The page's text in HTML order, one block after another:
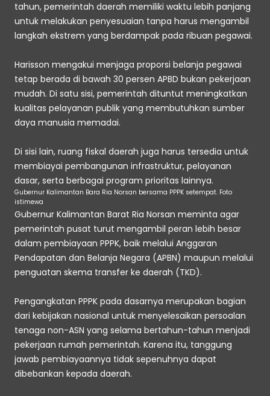
tahun, pemerintah daerah memiliki waktu lebih panjang
untuk melakukan penyesuaian tanpa harus mengambil
langkah ekstrem yang berdampak pada ribuan pegawai.
Harisson mengakui menjaga proporsi belanja pegawai
tetap berada di bawah 30 persen APBD bukan pekerjaan
mudah. Di satu sisi, pemerintah dituntut meningkatkan
kualitas pelayanan publik yang membutuhkan sumber
daya manusia memadai.
Di sisi lain, ruang fiskal daerah juga harus tersedia untuk
membiayai pembangunan infrastruktur, pelayanan
dasar, serta berbagai program prioritas lainnya.
Gubernur Kalimantan Bara Ria Norsan bersama PPPK setempat. Foto
istimewa
Gubernur Kalimantan Barat Ria Norsan meminta agar
pemerintah pusat turut mengambil peran lebih besar
dalam pembiayaan PPPK, baik melalui Anggaran
Pendapatan dan Belanja Negara (APBN) maupun melalui
penguatan skema transfer ke daerah (TKD).
Pengangkatan PPPK pada dasarnya merupakan bagian
dari kebijakan nasional untuk menyelesaikan persoalan
tenaga non-ASN yang selama bertahun-tahun menjadi
pekerjaan rumah pemerintah. Karena itu, tanggung
jawab pembiayaannya tidak sepenuhnya dapat
dibebankan kepada daerah.